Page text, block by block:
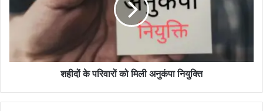
शहीदों के परिवारों को मिली अनुकंपा नियुक्ति